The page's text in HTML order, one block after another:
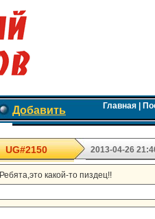
Добавить Главная|
UG#2150 2013-04-26
Ребята,это какой-то пиздец!!